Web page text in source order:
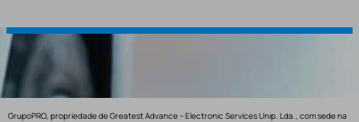
GrupoPRO, propriedade de Greatest Advance – Electronic Services Unip. Lda., com sede na